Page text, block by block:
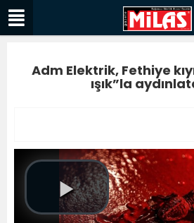
Adm Elektrik, Fethiye
ışık”la